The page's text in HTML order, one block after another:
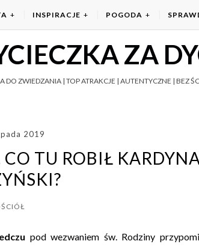
INSPIRACJE POGODA
ZA
DO ZWIEDZANIA | TOP ATRAKCJE | AUTENTYCZNE | BEZ
2019
TU ROBIŁ
pod wezwaniem św. Rodziny